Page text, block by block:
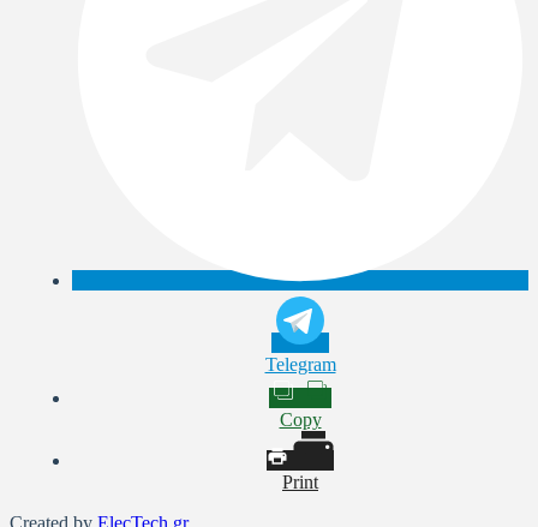
Telegram
Copy
Print
Created by ElecTech.gr